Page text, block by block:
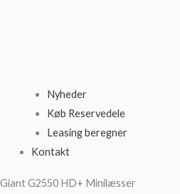
Nyheder
Køb Reservedele
Leasing beregner
Kontakt
Giant G2550 HD+ Minilæsser